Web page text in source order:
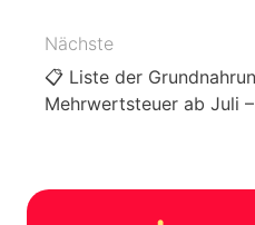
Nächste
📋 Liste der
Mehrwertsteuer ab Juli